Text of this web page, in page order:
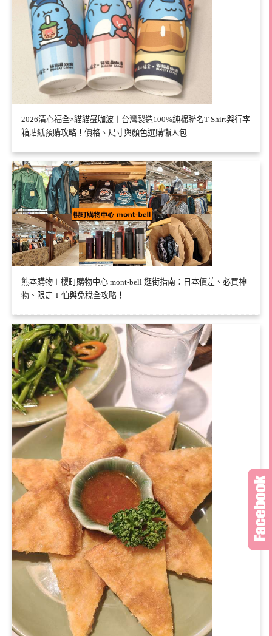
2026清心福全×貓貓蟲咖波︱台灣製造100%純棉聯名T-Shirt與行李
箱貼紙預購攻略！價格、尺寸與顏色選購懶人包
熊本購物︱櫻町購物中心 mont-bell 逛街指南：日本價差、必買神
物、限定 T 恤與免稅全攻略！